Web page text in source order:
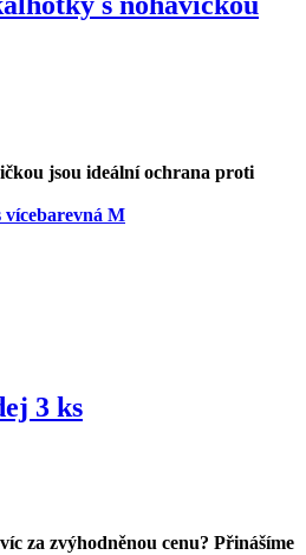
jsou ideální ochrana proti
3 ks
za zvýhodněnou cenu? Přinášíme